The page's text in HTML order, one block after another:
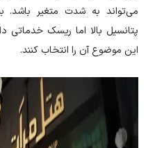
می‌تواند به شدت متغیر باشد.
پتانسیل بالا اما ریسک خدماتی
این موضوع آن را انتخاب کنند.